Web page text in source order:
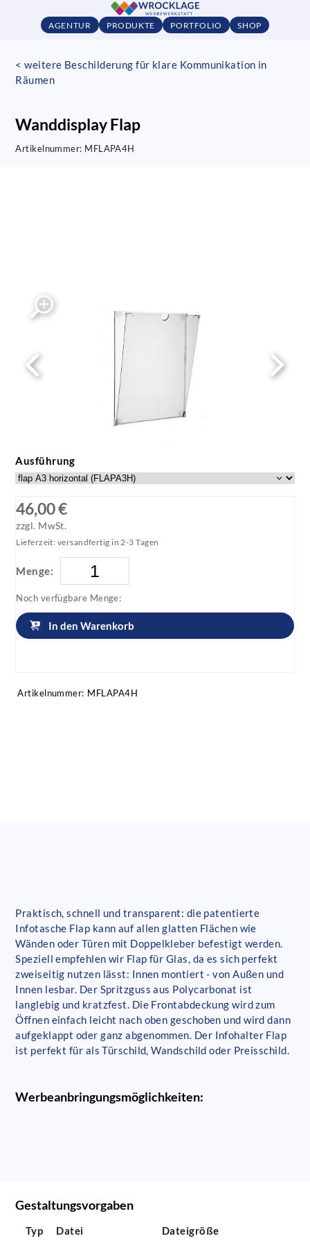
AGENTUR PRODUKTE PORTFOLIO SHOP
< weitere Beschilderung für klare Kommunikation in
Räumen
Wanddisplay Flap
Artikelnummer: MFLAPA4H
Ausführung
46,00 €
zzgl. MwSt.
Lieferzeit: versandfertig in 2-3 Tagen
Menge:
Noch verfügbare Menge:
In den Warenkorb
Artikelnummer: MFLAPA4H
Praktisch, schnell und transparent: die patentierte
Infotasche Flap kann auf allen glatten Flächen wie
Wänden oder Türen mit Doppelkleber befestigt werden.
Speziell empfehlen wir Flap für Glas, da es sich perfekt
zweiseitig nutzen lässt: Innen montiert - von Außen und
Innen lesbar. Der Spritzguss aus Polycarbonat ist
langlebig und kratzfest. Die Frontabdeckung wird zum
Öffnen einfach leicht nach oben geschoben und wird dann
aufgeklappt oder ganz abgenommen. Der Infohalter Flap
ist perfekt für als Türschild, Wandschild oder Preisschild.
Werbeanbringungsmöglichkeiten:
Gestaltungsvorgaben
Typ Datei Dateigröße